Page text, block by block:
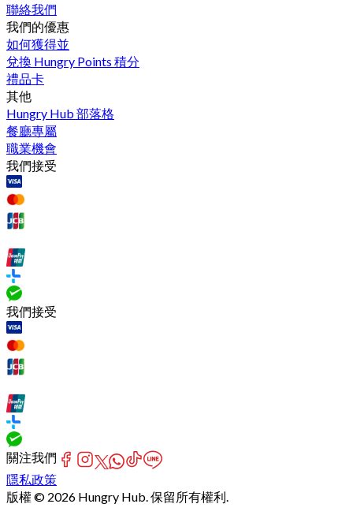
聯絡我們
我們的優惠
如何獲得並
兌換 Hungry Points 積分
禮品卡
其他
Hungry Hub 部落格
餐廳專屬
職業機會
我們接受
我們接受
關注我們
隱私政策
版權 © 2026 Hungry Hub. 保留所有權利.